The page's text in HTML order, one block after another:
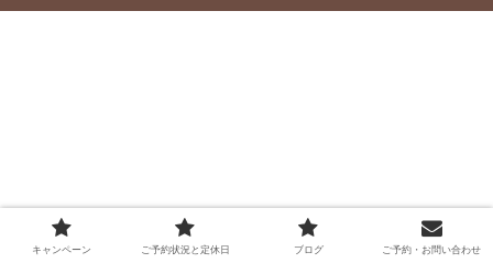
キャンペーン ご予約状況と定休日 ブログ ご予約・お問い合わせ